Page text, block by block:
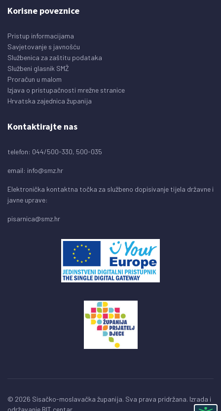
Korisne poveznice
Pristup informacijama
Savjetovanje s javnošću
Službenica za zaštitu podataka
Službeni glasnik SMŽ
Proračun u malom
Izjava o pristupačnosti mrežne stranice
Hrvatska zajednica županija
Kontaktirajte nas
telefon: 044/500-330, 500-035
email: info@smz.hr
Elektronička kontaktna točka za službeno dopisivanje tijela državne i
javne uprave:
pisarnica@smz.hr
© 2026 Sisačko-moslavačka županija. Sva prava pridržana. Izrada i